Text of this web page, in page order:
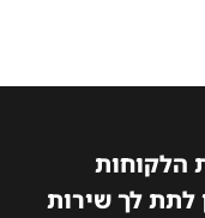
הלקוחות
לתת לך שירות